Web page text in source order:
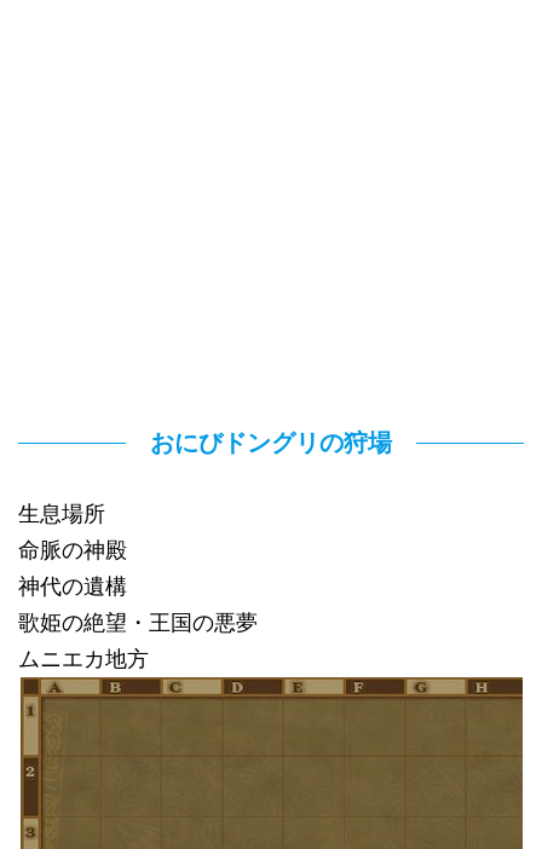
おにびドングリの狩場
生息場所
命脈の神殿
神代の遺構
歌姫の絶望・王国の悪夢
ムニエカ地方